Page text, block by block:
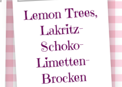
Lemon Trees,
Lakritz-
Schoko-
Limetten-
Brocken